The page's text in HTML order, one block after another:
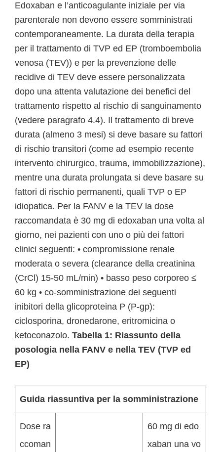
Edoxaban e l’anticoagulante iniziale per via
parenterale non devono essere somministrati
contemporaneamente. La durata della terapia
per il trattamento di TVP ed EP (tromboembolia
venosa (TEV)) e per la prevenzione delle
recidive di TEV deve essere personalizzata
dopo una attenta valutazione dei benefici del
trattamento rispetto al rischio di sanguinamento
(vedere paragrafo 4.4). Il trattamento di breve
durata (almeno 3 mesi) si deve basare su fattori
di rischio transitori (come ad esempio recente
intervento chirurgico, trauma, immobilizzazione),
mentre una durata prolungata si deve basare su
fattori di rischio permanenti, quali TVP o EP
idiopatica. Per la FANV e la TEV la dose
raccomandata è 30 mg di edoxaban una volta al
giorno, nei pazienti con uno o più dei fattori
clinici seguenti: • compromissione renale
moderata o severa (clearance della creatinina
(CrCl) 15-50 mL/min) • basso peso corporeo ≤
60 kg • co-somministrazione dei seguenti
inibitori della glicoproteina P (P-gp):
ciclosporina, dronedarone, eritromicina o
ketoconazolo. Tabella 1: Riassunto della
posologia nella FANV e nella TEV (TVP ed
EP)
Guida riassuntiva per la somministrazione
Dose ra
ccoman
60 mg di edo
xaban una vo